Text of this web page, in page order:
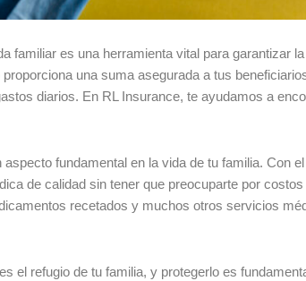
familiar es una herramienta vital para garantizar
una suma asegurada a tus
diarios. En RL Insurance, te ayudamos a
fundamental en la vida de tu familia. Con
de calidad sin tener que preocuparte por
recetados y muchos otros servicios
el refugio de tu familia, y protegerlo es